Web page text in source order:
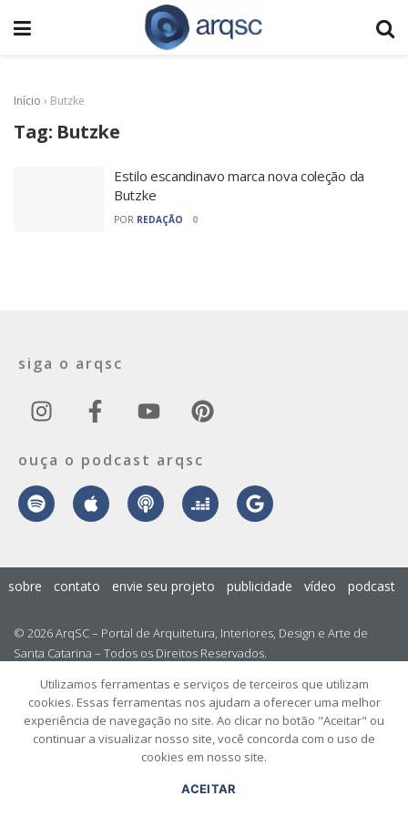
Início › Butzke
Tag: Butzke
Estilo escandinavo marca nova coleção da
Butzke
POR REDAÇÃO 0
siga o arqsc
ouça o podcast arqsc
© 2026 ArqSC – Portal de Arquitetura, Interiores, Design e Arte de
Santa Catarina – Todos os Direitos Reservados.
sobre contato envie seu projeto publicidade vídeo podcast
Utilizamos ferramentas e serviços de terceiros que utilizam
cookies. Essas ferramentas nos ajudam a oferecer uma melhor
experiência de navegação no site. Ao clicar no botão "Aceitar" ou
continuar a visualizar nosso site, você concorda com o uso de
cookies em nosso site.
ACEITAR